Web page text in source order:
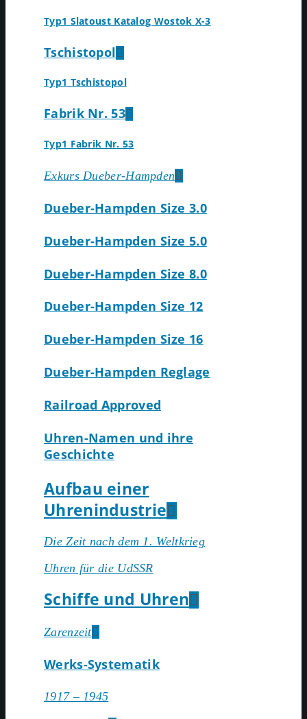
Typ1 Slatoust Katalog Wostok X-3
Tschistopol
Typ1 Tschistopol
Fabrik Nr. 53
Typ1 Fabrik Nr. 53
Exkurs Dueber-Hampden
Dueber-Hampden Size 3.0
Dueber-Hampden Size 5.0
Dueber-Hampden Size 8.0
Dueber-Hampden Size 12
Dueber-Hampden Size 16
Dueber-Hampden Reglage
Railroad Approved
Uhren-Namen und ihre
Geschichte
Aufbau einer
Uhrenindustrie
Die Zeit nach dem 1. Weltkrieg
Uhren für die UdSSR
Schiffe und Uhren
Zarenzeit
Werks-Systematik
1917 – 1945